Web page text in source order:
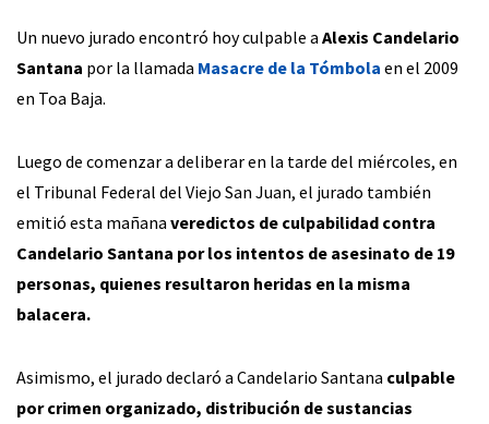
Un nuevo jurado encontró hoy culpable a Alexis Candelario
Santana por la llamada Masacre de la Tómbola en el 2009
en Toa Baja.
Luego de comenzar a deliberar en la tarde del miércoles, en
el Tribunal Federal del Viejo San Juan, el jurado también
emitió esta mañana veredictos de culpabilidad contra
Candelario Santana por los intentos de asesinato de 19
personas, quienes resultaron heridas en la misma
balacera.
Asimismo, el jurado declaró a Candelario Santana culpable
por crimen organizado, distribución de sustancias